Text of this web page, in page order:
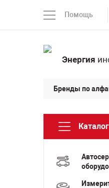
Помощь
Энергия
Бренды по